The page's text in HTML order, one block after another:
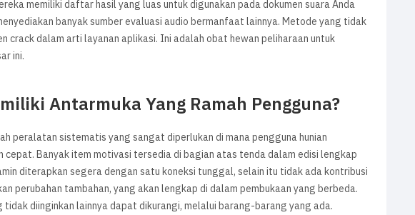
memiliki daftar hasil yang luas untuk digunakan pada dokumen suara Anda
banyak sumber evaluasi audio bermanfaat lainnya. Metode yang tidak
crack dalam arti layanan aplikasi. Ini adalah obat hewan peliharaan untuk
ini.
Antarmuka Yang Ramah Pengguna?
peralatan sistematis yang sangat diperlukan di mana pengguna hunian
Banyak item motivasi tersedia di bagian atas tenda dalam edisi lengkap
diterapkan segera dengan satu koneksi tunggal, selain itu tidak ada kontribusi
perubahan tambahan, yang akan lengkap di dalam pembukaan yang berbeda.
diinginkan lainnya dapat dikurangi, melalui barang-barang yang ada.